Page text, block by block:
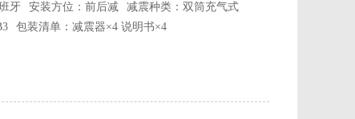
牙
安装方位：前后减
减震种类：双筒充气式
包装清单：减震器×4 说明书×4